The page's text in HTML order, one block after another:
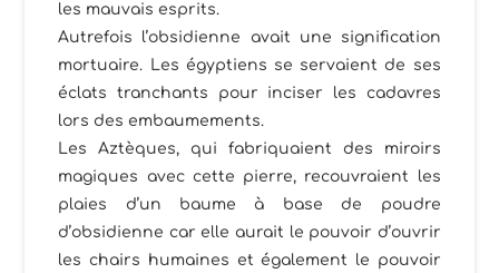
les mauvais esprits.
Autrefois l’obsidienne avait une signification
mortuaire. Les égyptiens se servaient de ses
éclats tranchants pour inciser les cadavres
lors des embaumements.
Les Aztèques, qui fabriquaient des miroirs
magiques avec cette pierre, recouvraient les
plaies d’un baume à base de poudre
d’obsidienne car elle aurait le pouvoir d’ouvrir
les chairs humaines et également le pouvoir